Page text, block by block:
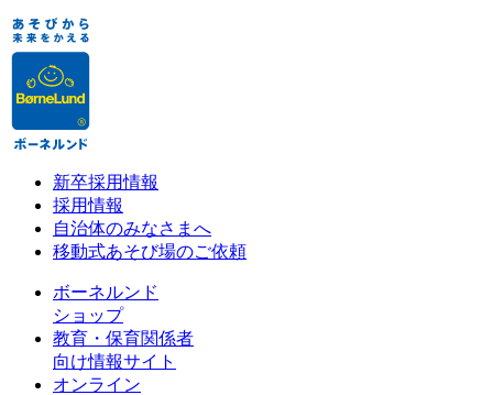
新卒採用情報
採用情報
自治体のみなさまへ
移動式あそび場のご依頼
ボーネルンド
ショップ
教育・保育関係者
向け情報サイト
オンライン